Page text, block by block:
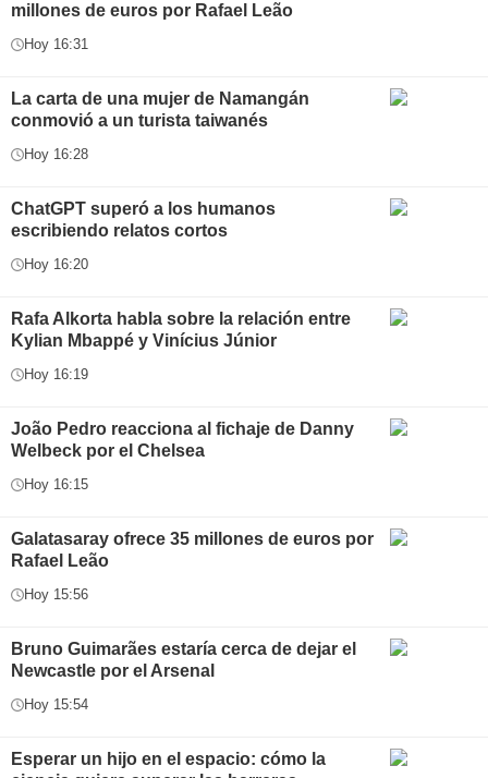
millones de euros por Rafael Leão
Hoy 16:31
La carta de una mujer de Namangán
conmovió a un turista taiwanés
Hoy 16:28
ChatGPT superó a los humanos
escribiendo relatos cortos
Hoy 16:20
Rafa Alkorta habla sobre la relación entre
Kylian Mbappé y Vinícius Júnior
Hoy 16:19
João Pedro reacciona al fichaje de Danny
Welbeck por el Chelsea
Hoy 16:15
Galatasaray ofrece 35 millones de euros por
Rafael Leão
Hoy 15:56
Bruno Guimarães estaría cerca de dejar el
Newcastle por el Arsenal
Hoy 15:54
Esperar un hijo en el espacio: cómo la